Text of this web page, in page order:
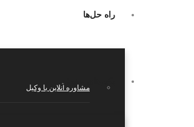
راه حل‌ها
مشاوره آنلاین با وکیل
پکیج‌های حقوقی